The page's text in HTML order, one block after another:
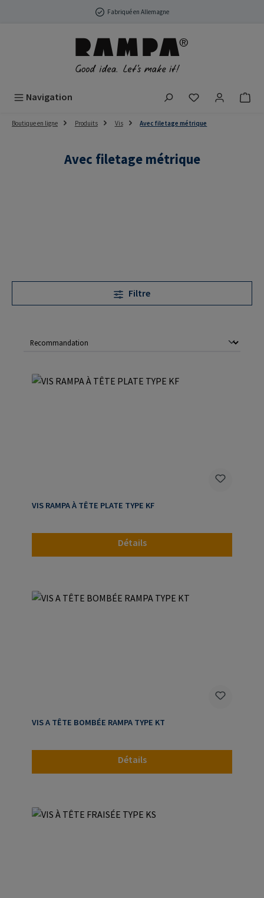
Passer au contenu principalFabriqué en Allemagne
Navigation Vous avez 0
Boutique en ligne Produits Vis Avec filetage métrique
Avec filetage métrique
Filtre
VIS RAMPA À TÊTE PLATE TYPE KF
Détails
VIS A TÊTE BOMBÉE RAMPA TYPE KT
Détails